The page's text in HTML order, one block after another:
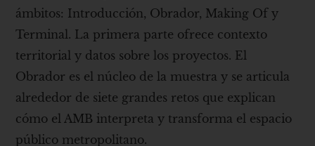
ámbitos: Introducción, Obrador, Making Of y
Terminal. La primera parte ofrece contexto
territorial y datos sobre los proyectos. El
Obrador es el núcleo de la muestra y se articula
alrededor de siete grandes retos que explican
cómo el AMB interpreta y transforma el espacio
público metropolitano.